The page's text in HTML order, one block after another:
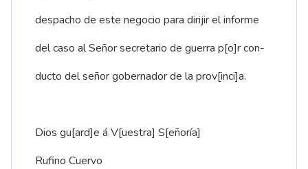
despacho de este negocio para dirijir el informe
del caso al Señor secretario de guerra p[o]r con-
ducto del señor gobernador de la prov[inci]a.
Dios gu[ard]e á V[uestra] S[eñoría]
Rufino Cuervo